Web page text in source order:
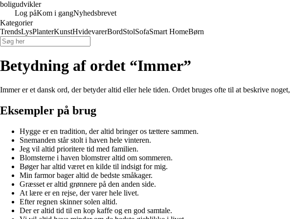
boligudvikler
Log påKom i gangNyhedsbrevet
Kategorier
TrendsLysPlanterKunstHvidevarerBordStolSofaSmart HomeBørn
Betydning af ordet “Immer”
Immer er et dansk ord, der betyder altid eller hele tiden. Ordet bruges ofte til at beskrive
Eksempler på brug
Hygge er en tradition, der altid bringer os tættere sammen.
Snemanden står stolt i haven hele vinteren.
Jeg vil altid prioritere tid med familien.
Blomsterne i haven blomstrer altid om sommeren.
Bøger har altid været en kilde til indsigt for mig.
Min farmor bager altid de bedste småkager.
Græsset er altid grønnere på den anden side.
At lære er en rejse, der varer hele livet.
Efter regnen skinner solen altid.
Der er altid tid til en kop kaffe og en god samtale.